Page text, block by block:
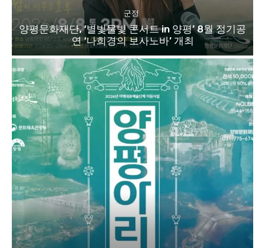
군정
양평문화재단, ‘별빛물빛 콘서트 in 양평’ 8월 정기공
연 ‘나희경의 보사노바’ 개최